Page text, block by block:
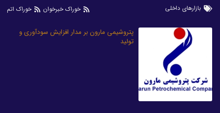
بازار‌های داخلی خوراک خبرخوان خوراک اتم
پتروشیمی مارون بر مدار افزایش سودآوری و
تولید